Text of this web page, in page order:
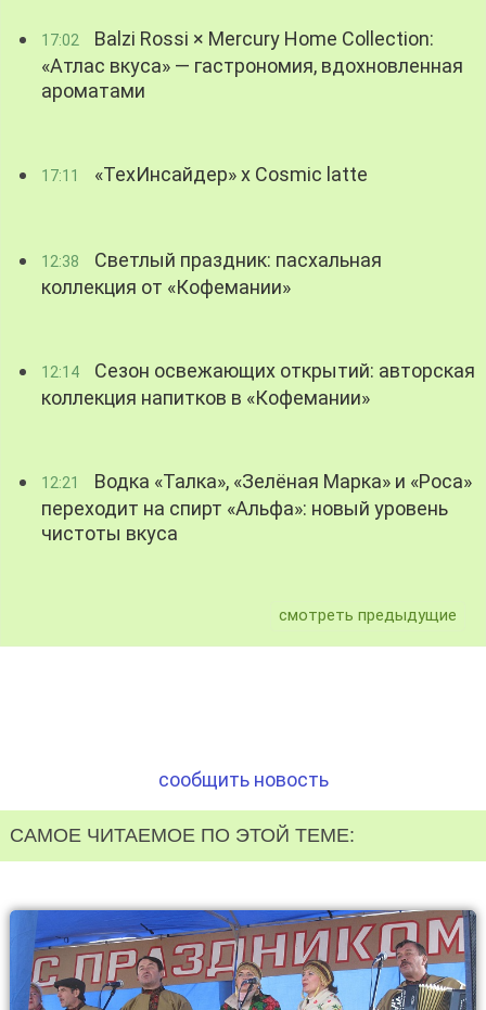
17:02
Balzi Rossi × Mercury Home Collection:
«Атлас вкуса» — гастрономия, вдохновленная
ароматами
17:11 «ТехИнсайдер» х Cosmic latte
12:38
Светлый праздник: пасхальная
коллекция от «Кофемании»
12:14
Сезон освежающих открытий: авторская
коллекция напитков в «Кофемании»
12:21
Водка «Талка», «Зелёная Марка» и «Роса»
переходит на спирт «Альфа»: новый уровень
чистоты вкуса
смотреть предыдущие
сообщить новость
САМОЕ ЧИТАЕМОЕ ПО ЭТОЙ ТЕМЕ: